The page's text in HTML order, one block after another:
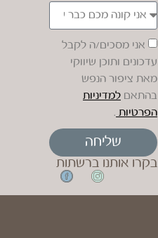
אני מסכים/ה לקבל
עדכונים ותוכן שיווקי
מאת ציפור הנפש
בהתאם למדיניות
הפרטיות .
שליחה
בקרו אותנו ברשתות